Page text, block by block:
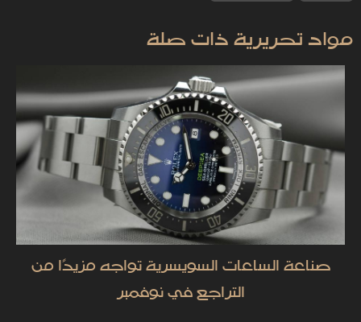
مواد تحريرية ذات صلة
صناعة الساعات السويسرية تواجه مزيدًا من
التراجع في نوفمبر